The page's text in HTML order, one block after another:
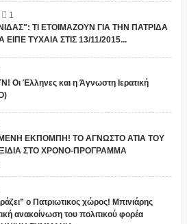
1
ΤΙ ΕΤΟΙΜΑΖΟΥΝ ΓΙΑ ΤΗΝ ΠΑΤΡΙΔΑ
ΤΥΧΑΙΑ ΣΤΙΣ 13/11/2015...
Οι Έλληνες και η Άγνωστη Ιερατική
ΕΚΠΟΜΠΗ! ΤΟ ΑΓΝΩΣΤΟ ΑΤΙΑ ΤΟΥ
ΣΤΟ ΧΡΟΝΟ-ΠΡΟΓΡΑΜΜΑ
ο Πατριωτικος χώρος! Μπινιάρης
ανακοίνωση του πολιτικού φορέα